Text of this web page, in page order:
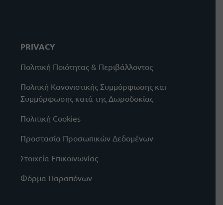
PRIVACY
Πολιτική Ποιότητας & Περιβάλλοντος
Πολιτκή Κανονιστικής Συμμόρφωσης και
Συμμόρφωσης κατά της Δωροδοκίας
Πολιτική Cookies
Προστασία Προσωπικών Δεδομένων
Στοιχεία Επικοινωνίας
Φόρμα Παραπόνων